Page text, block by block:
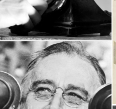
Telefon
Granger Collection